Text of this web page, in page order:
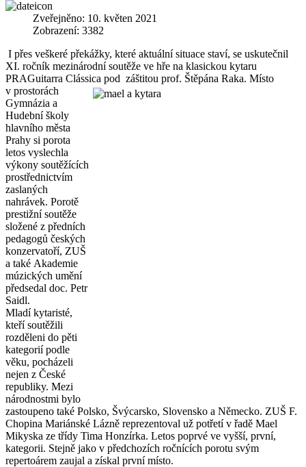
Zveřejněno: 10. květen 2021
Zobrazení: 3382
I přes veškeré překážky, které aktuální situace staví, se uskutečnil
XI. ročník mezinárodní soutěže ve hře na klasickou kytaru
PRAGuitarra Clássica pod záštitou prof. Štěpána Raka. Místo
v prostorách
Gymnázia a
Hudební školy
hlavního města
Prahy si porota
letos vyslechla
výkony soutěžících
prostřednictvím
zaslaných
nahrávek. Porotě
prestižní soutěže
složené z předních
pedagogů českých
konzervatoří, ZUŠ
a také Akademie
múzických umění
předsedal doc. Petr
Saidl.
Mladí kytaristé,
kteří soutěžili
rozděleni do pěti
kategorií podle
věku, pocházeli
nejen z České
republiky. Mezi
národnostmi bylo
zastoupeno také Polsko, Švýcarsko, Slovensko a Německo. ZUŠ F.
Chopina Mariánské Lázně reprezentoval už potřetí v řadě Mael
Mikyska ze třídy Tima Honzírka. Letos poprvé ve vyšší, první,
kategorii. Stejně jako v předchozích ročnících porotu svým
repertoárem zaujal a získal první místo.